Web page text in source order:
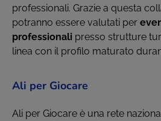
professionali. Grazie a questa
potranno essere valutati per
professionali presso strutture
linea con il profilo maturato
Ali per Giocare
Ali per Giocare è una rete